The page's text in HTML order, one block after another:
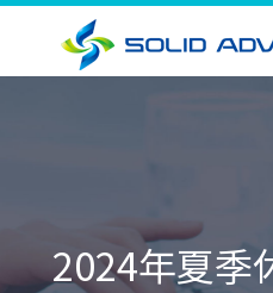
2024年夏季